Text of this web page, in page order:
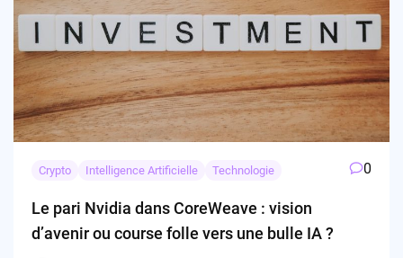
Crypto Intelligence Artificielle Technologie 0
Le pari Nvidia dans CoreWeave : vision
d’avenir ou course folle vers une bulle IA ?